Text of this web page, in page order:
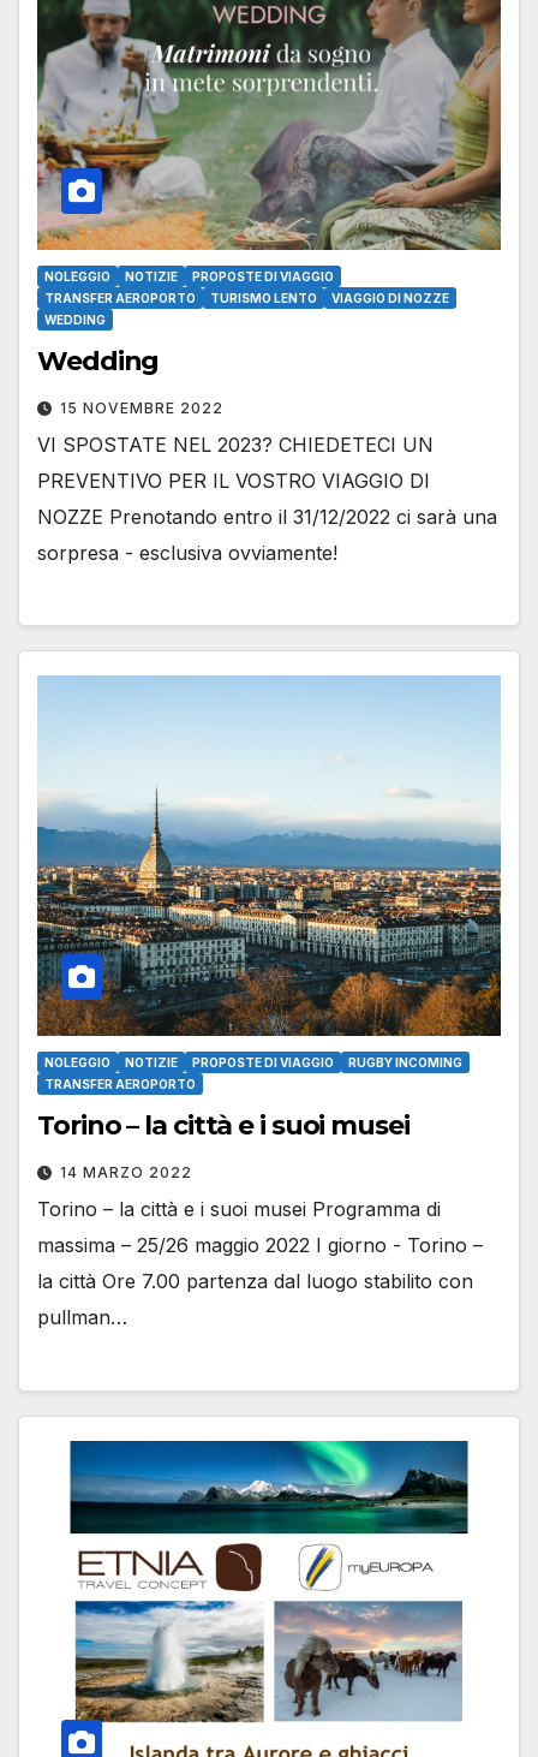
NOLEGGIO NOTIZIE
PROPOSTE DI VIAGGIO
TRANSFER AEROPORTO
TURISMO LENTO
VIAGGIO DI NOZZE
WEDDING
Wedding
15 NOVEMBRE 2022
VI SPOSTATE NEL 2023? CHIEDETECI UN
PREVENTIVO PER IL VOSTRO VIAGGIO DI
NOZZE Prenotando entro il 31/12/2022 ci sarà una
sorpresa - esclusiva ovviamente!
NOLEGGIO NOTIZIE PROPOSTE DI VIAGGIO
RUGBY INCOMING
TRANSFER AEROPORTO
Torino – la città e i suoi musei
14 MARZO 2022
Torino – la città e i suoi musei Programma di
massima – 25/26 maggio 2022 I giorno - Torino –
la città Ore 7.00 partenza dal luogo stabilito con
pullman…